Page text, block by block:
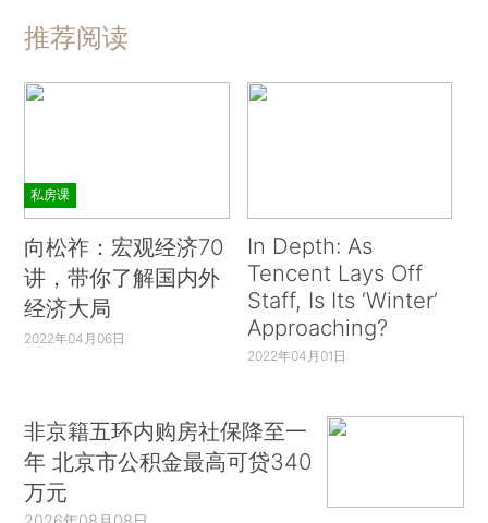
推荐阅读
私房课
向松祚：宏观经济70
讲，带你了解国内外
经济大局
2022年04月06日
In Depth: As
Tencent Lays Off
Staff, Is Its ‘Winter’
Approaching?
2022年04月01日
非京籍五环内购房社保降至一
年 北京市公积金最高可贷340
万元